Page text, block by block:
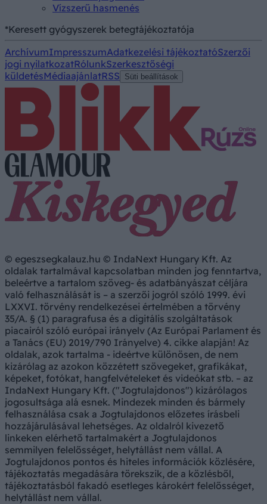
Vízszerű hasmenés
*Keresett gyógyszerek betegtájékoztatója
ArchívumImpresszumAdatkezelési tájékoztatóSzerzői
jogi nyilatkozatRólunkSzerkesztőségi
küldetésMédiaajánlatRSS Süti beállítások
© egeszsegkalauz.hu © IndaNext Hungary Kft. Az
oldalak tartalmával kapcsolatban minden jog fenntartva,
beleértve a tartalom szöveg- és adatbányászat céljára
való felhasználását is – a szerzői jogról szóló 1999. évi
LXXVI. törvény rendelkezései értelmében a törvény
35/A. § (1) paragrafusa és a digitális szolgáltatások
piacairól szóló európai irányelv (Az Európai Parlament és
a Tanács (EU) 2019/790 Irányelve) 4. cikke alapján! Az
oldalak, azok tartalma - ideértve különösen, de nem
kizárólag az azokon közzétett szövegeket, grafikákat,
képeket, fotókat, hangfelvételeket és videókat stb. – az
IndaNext Hungary Kft. ("Jogtulajdonos") kizárólagos
jogosultsága alá esnek. Mindezek minden és bármely
felhasználása csak a Jogtulajdonos előzetes írásbeli
hozzájárulásával lehetséges. Az oldalról kivezető
linkeken elérhető tartalmakért a Jogtulajdonos
semmilyen felelősséget, helytállást nem vállal. A
Jogtulajdonos pontos és hiteles információk közlésére,
tájékoztatás megadására törekszik, de a közlésből,
tájékoztatásból fakadó esetleges károkért felelősséget,
helytállást nem vállal.